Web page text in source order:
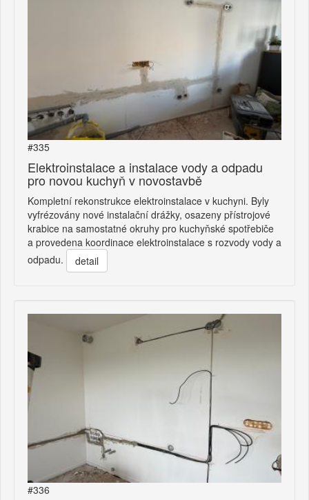
#335
Elektroinstalace a instalace vody a odpadu
pro novou kuchyň v novostavbě
Kompletní rekonstrukce elektroinstalace v kuchyni. Byly
vyfrézovány nové instalační drážky, osazeny přístrojové
krabice na samostatné okruhy pro kuchyňské spotřebiče
a provedena koordinace elektroinstalace s rozvody vody a
odpadu.
detail
#336